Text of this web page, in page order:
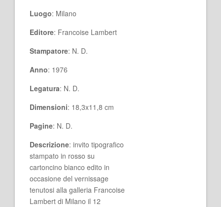
Luogo: Milano
Editore: Francoise Lambert
Stampatore: N. D.
Anno: 1976
Legatura: N. D.
Dimensioni: 18,3x11,8 cm
Pagine: N. D.
Descrizione: invito tipografico
stampato in rosso su
cartoncino bianco edito in
occasione del vernissage
tenutosi alla galleria Francoise
Lambert di Milano il 12